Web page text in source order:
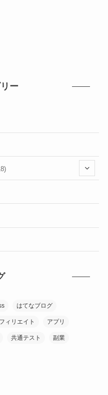
ー
はてなブログ
ィリエイト アプリ
共通テスト 副業